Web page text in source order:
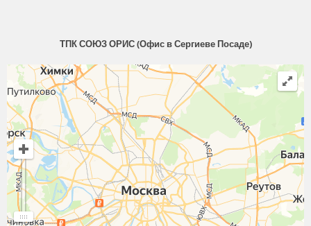
ТПК СОЮЗ ОРИС (Офис в Сергиеве Посаде)